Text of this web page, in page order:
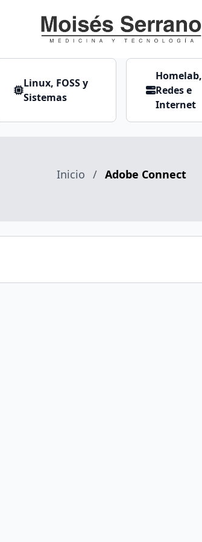
Linux, FOSS y
Sistemas
Homelab,
Redes e
Internet
Inicio / Adobe Connect